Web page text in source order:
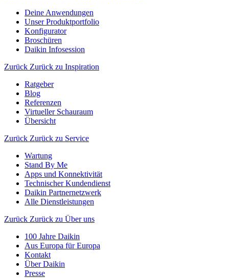
Deine Anwendungen
Unser Produktportfolio
Konfigurator
Broschüren
Daikin Infosession
Zurück Zurück zu Inspiration
Ratgeber
Blog
Referenzen
Virtueller Schauraum
Übersicht
Zurück Zurück zu Service
Wartung
Stand By Me
Apps und Konnektivität
Technischer Kundendienst
Daikin Partnernetzwerk
Alle Dienstleistungen
Zurück Zurück zu Über uns
100 Jahre Daikin
Aus Europa für Europa
Kontakt
Über Daikin
Presse